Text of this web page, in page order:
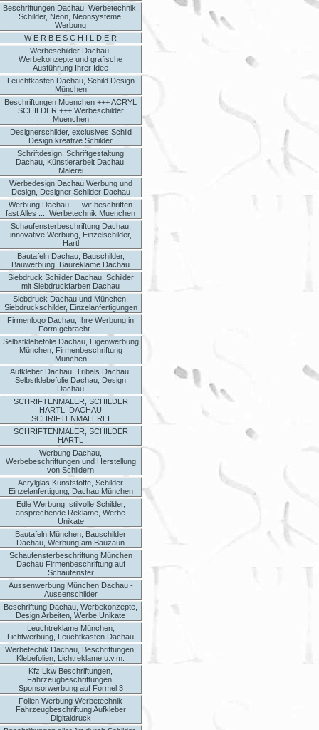
Beschriftungen Dachau, Werbetechnik,
Schilder, Neon, Neonsysteme,
Werbung
W E R B E S C H I L D E R
Werbeschilder Dachau,
Werbekonzepte und grafische
Ausführung Ihrer Idee
Leuchtkasten Dachau, Schild Design
München
Beschriftungen Muenchen +++ ACRYL
SCHILDER +++ Werbeschilder
Muenchen
Designerschilder, exclusives Schild
Design kreative Schilder
Schriftdesign, Schriftgestaltung
Dachau, Künstlerarbeit Dachau,
Malerei
Werbedesign Dachau Werbung und
Design, Designer Schilder Dachau
Werbung Dachau .... wir beschriften
fast Alles .... Werbetechnik Muenchen
Schaufensterbeschriftung Dachau,
innovative Werbung, Einzelschilder,
Hartl
Bautafeln Dachau, Bauschilder,
Bauwerbung, Baureklame Dachau
Siebdruck Schilder Dachau, Schilder
mit Siebdruckfarben Dachau
Siebdruck Dachau und München,
Siebdruckschilder, Einzelanfertigungen
Firmenlogo Dachau, Ihre Werbung in
Form gebracht .....
Selbstklebefolie Dachau, Eigenwerbung
München, Firmenbeschriftung
München
Aufkleber Dachau, Tribals Dachau,
Selbstklebefolie Dachau, Design
Dachau
SCHRIFTENMALER, SCHILDER
HARTL, DACHAU
SCHRIFTENMALEREI
SCHRIFTENMALER, SCHILDER
HARTL
Werbung Dachau,
Werbebeschriftungen und Herstellung
von Schildern
Acrylglas Kunststoffe, Schilder
Einzelanfertigung, Dachau München
Edle Werbung, stilvolle Schilder,
ansprechende Reklame, Werbe
Unikate
Bautafeln München, Bauschilder
Dachau, Werbung am Bauzaun
Schaufensterbeschriftung München
Dachau Firmenbeschriftung auf
Schaufenster
Aussenwerbung München Dachau -
Aussenschilder
Beschriftung Dachau, Werbekonzepte,
Design Arbeiten, Werbe Unikate
Leuchtreklame München,
Lichtwerbung, Leuchtkasten Dachau
Werbetechik Dachau, Beschriftungen,
Klebefolien, Lichtreklame u.v.m.
Kfz Lkw Beschriftungen,
Fahrzeugbeschriftungen,
Sponsorwerbung auf Formel 3
Folien Werbung Werbetechnik
Fahrzeugbeschriftung Aufkleber
Digitaldruck